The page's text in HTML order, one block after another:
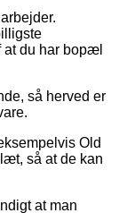
du har bopæl
så herved er
Old
så at de kan
at man